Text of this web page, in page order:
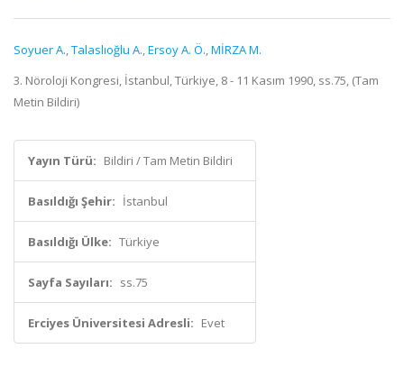
Soyuer A.,Talaslıoğlu A.,Ersoy A. Ö.,MİRZA M.
3. Nöroloji Kongresi, İstanbul, Türkiye, 8 - 11 Kasım 1990, ss.75, (Tam
Metin Bildiri)
Yayın Türü: Bildiri / Tam Metin Bildiri
Basıldığı Şehir: İstanbul
Basıldığı Ülke: Türkiye
Sayfa Sayıları: ss.75
Erciyes Üniversitesi Adresli: Evet